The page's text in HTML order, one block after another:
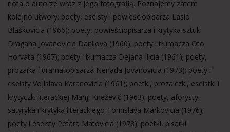
nota o autorze wraz z jego fotografią. Poznajemy zatem
kolejno utwory: poety, eseisty i powieściopisarza Laslo
Blaškovicia (1966); poety, powieściopisarza i krytyka sztuki
Dragana Jovanovicia Danilova (1960); poety i tłumacza Oto
Horvata (1967); poety i tłumacza Dejana Ilicia (1961); poety,
prozaika i dramatopisarza Nenada Jovanovicia (1973); poety i
eseisty Vojislava Karanovicia (1961); poetki, prozaiczki, eseistki i
krytyczki literackiej Mariji Knežević (1963); poety, aforysty,
satyryka i krytyka literackiego Tomislava Markovicia (1976);
poety i eseisty Petara Matovicia (1978); poetki, pisarki